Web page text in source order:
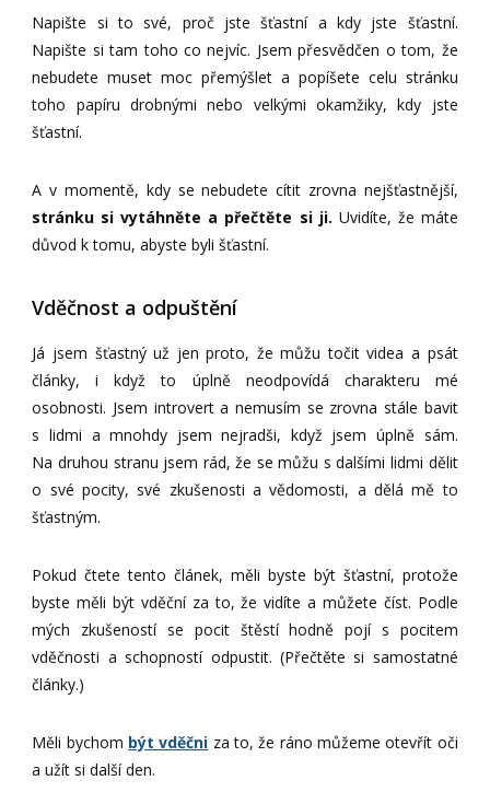
Napište si to své, proč jste šťastní a kdy jste šťastní.
Napište si tam toho co nejvíc. Jsem přesvědčen o tom, že
nebudete muset moc přemýšlet a popíšete celu stránku
toho papíru drobnými nebo velkými okamžiky, kdy jste
šťastní.
A v momentě, kdy se nebudete cítit zrovna nejšťastnější,
stránku si vytáhněte a přečtěte si ji. Uvidíte, že máte
důvod k tomu, abyste byli šťastní.
Vděčnost a odpuštění
Já jsem šťastný už jen proto, že můžu točit videa a psát
články, i když to úplně neodpovídá charakteru mé
osobnosti. Jsem introvert a nemusím se zrovna stále bavit
s lidmi a mnohdy jsem nejradši, když jsem úplně sám.
Na druhou stranu jsem rád, že se můžu s dalšími lidmi dělit
o své pocity, své zkušenosti a vědomosti, a dělá mě to
šťastným.
Pokud čtete tento článek, měli byste být šťastní, protože
byste měli být vděční za to, že vidíte a můžete číst. Podle
mých zkušeností se pocit štěstí hodně pojí s pocitem
vděčnosti a schopností odpustit. (Přečtěte si samostatné
články.)
Měli bychom být vděčni za to, že ráno můžeme otevřít oči
a užít si další den.